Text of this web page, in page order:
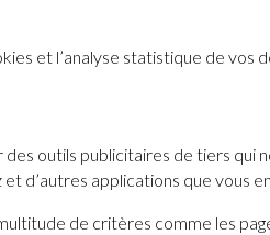
et l’analyse statistique de
outils publicitaires de tiers qui
d’autres applications que vous
de critères comme les